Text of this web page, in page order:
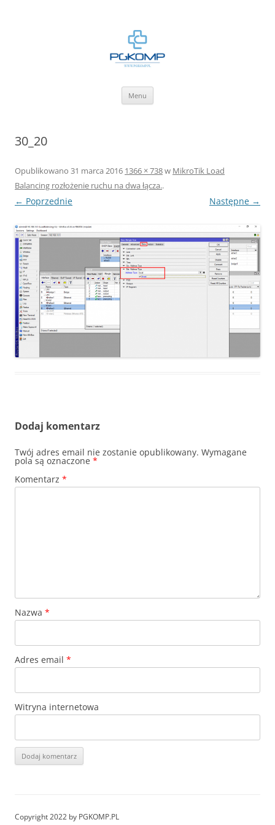
Menu
30_20
Opublikowano 31 marca 2016 1366 × 738w MikroTik Load
Balancing rozłożenie ruchu na dwa łącza..
← Poprzednie Następne →
Dodaj komentarz
Twój adres email nie zostanie opublikowany. Wymagane
pola są oznaczone *
Komentarz *
Nazwa *
Adres email *
Witryna internetowa
Copyright 2022 by PGKOMP.PL